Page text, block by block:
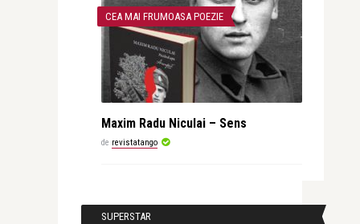
CEA MAI FRUMOASA POEZIE
Maxim Radu Niculai – Sens
de revistatango
SUPERSTAR